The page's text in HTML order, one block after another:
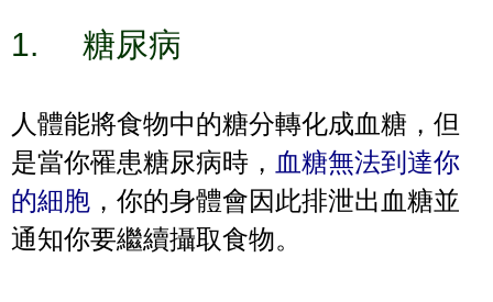
1. 糖尿病
人體能將食物中的糖分轉化成血糖，但
是當你罹患糖尿病時， 血糖無法到達你
的細胞 ，你的身體會因此排泄出血糖並
通知你要繼續攝取食物。